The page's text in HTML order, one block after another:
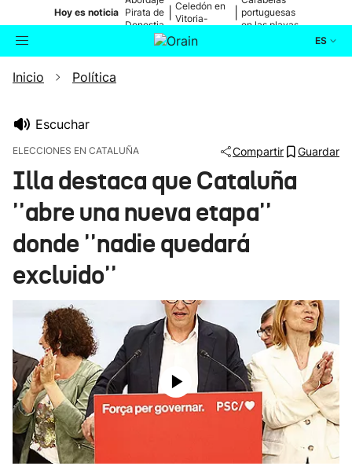
Hoy es noticia Pirata de
Donostia
Celedón en
Vitoria-
portuguesas
en las playas
ES
Buscador
Ikusmiran
Eguraldia
Inicio Política
Escuchar
ELECCIONES EN CATALUÑA Compartir Guardar
Illa destaca que Cataluña
''abre una nueva etapa''
donde ''nadie quedará
excluido''